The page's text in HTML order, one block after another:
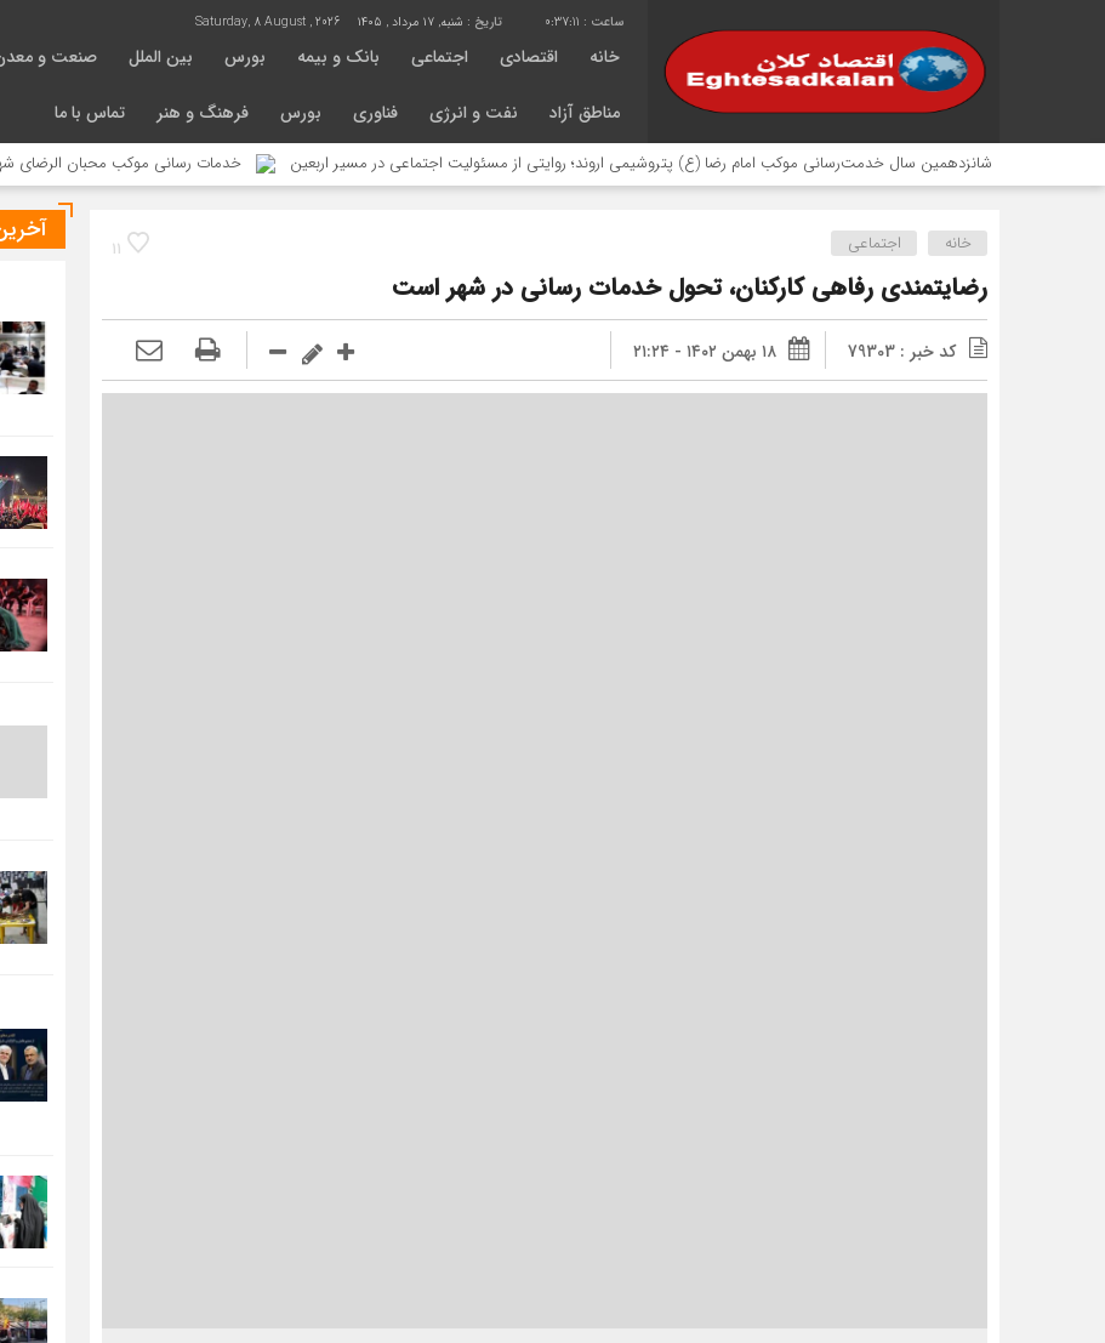
0:37:12 تاریخ : شنبه, ۱۷ مرداد , ۱۴۰۵ Saturday, 8 August , 2026
خانه اقتصادی اجتماعی بانک و بیمه بورس بین الملل صنعت و
مناطق آزاد نفت و انرژی فناوری بورس فرهنگ و هنر تماس با ما
شانزدهمین سال خدمت‌رسانی موکب امام رضا (ع) پتروشیمی اروند؛ روایتی از مسئولیت اجتماعی در مسیر اربعین خدمات رسانی موکب محبان الرضای شهرداری منطقه ۴ در مسیر
11 خانه اجتماعی
رضایتمندی رفاهی کارکنان، تحول خدمات رسانی در شهر است
کد خبر : 79303 ۱۸ بهمن ۱۴۰۲ - ۲۱:۲۴